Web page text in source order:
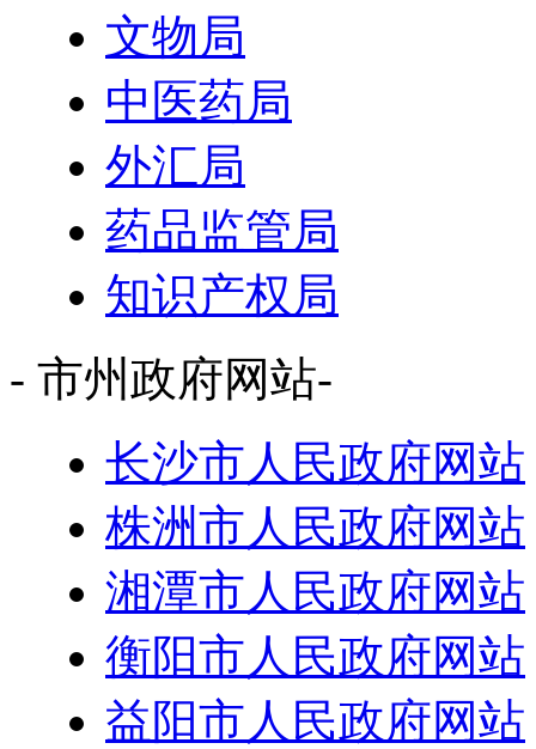
文物局
中医药局
外汇局
药品监管局
知识产权局
- 市州政府网站-
长沙市人民政府网站
株洲市人民政府网站
湘潭市人民政府网站
衡阳市人民政府网站
益阳市人民政府网站